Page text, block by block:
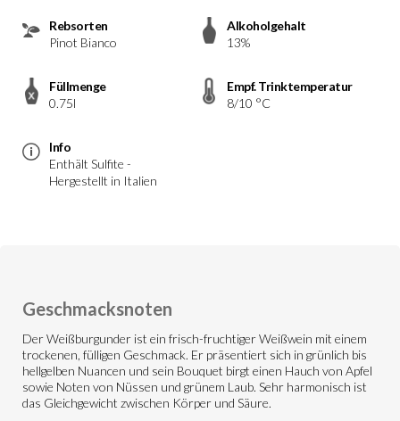
Rebsorten
Pinot Bianco
Alkoholgehalt
13%
Füllmenge
0.75l
Empf. Trinktemperatur
8/10 °C
Info
Enthält Sulfite -
Hergestellt in Italien
Geschmacksnoten
Der Weißburgunder ist ein frisch-fruchtiger Weißwein mit einem
trockenen, fülligen Geschmack. Er präsentiert sich in grünlich bis
hellgelben Nuancen und sein Bouquet birgt einen Hauch von Apfel
sowie Noten von Nüssen und grünem Laub. Sehr harmonisch ist
das Gleichgewicht zwischen Körper und Säure.